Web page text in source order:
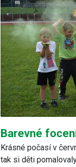
Barevné
Krásné počasí v
tak si děti